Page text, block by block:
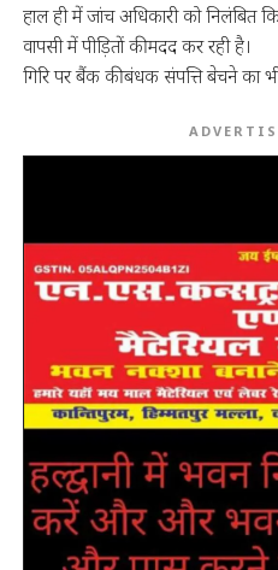
हाल ही में जांच अधिकारी को निलंबित
वापसी में पीड़ितों की मदद कर रही है।
गिरि पर बैंक की बंधक संपत्ति बेचने का